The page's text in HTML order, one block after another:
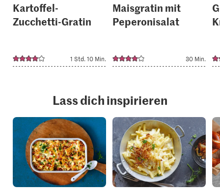
Kartoffel-
Zucchetti-Gratin
1 Std. 10 Min.
Maisgratin mit
Peperonisalat
30 Min.
Lass dich inspirieren